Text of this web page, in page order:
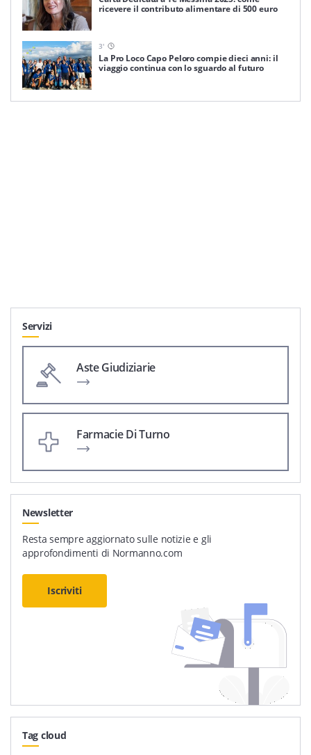
ricevere il contributo alimentare di 500 euro
3'
La Pro Loco Capo Peloro compie dieci anni: il
viaggio continua con lo sguardo al futuro
Servizi
Aste Giudiziarie
Farmacie Di Turno
Newsletter
Resta sempre aggiornato sulle notizie e gli
approfondimenti di Normanno.com
Iscriviti
Tag cloud